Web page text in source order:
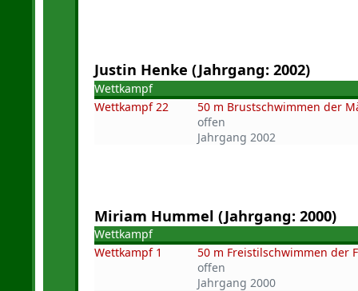
Justin Henke (Jahrgang: 2002)
Wettkampf
Wettkampf 22
50 m Brustschwimmen der
offen
Jahrgang 2002
Miriam Hummel (Jahrgang: 2000)
Wettkampf
Wettkampf 1
50 m Freistilschwimmen der
offen
Jahrgang 2000